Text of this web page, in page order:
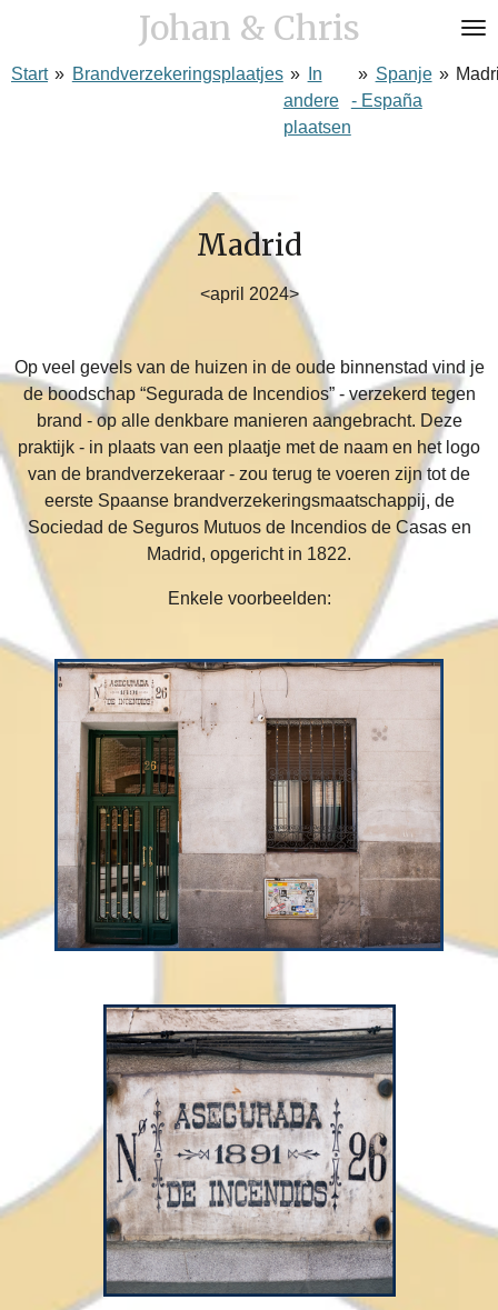
naar
Johan & Chris
Start » Brandverzekeringsplaatjes »
In
andere
plaatsen
» Spanje
- España
»
Madrid
<april 2024>
Op veel gevels van de huizen in de oude binnenstad vind je
de boodschap “Segurada de Incendios” - verzekerd tegen
brand - op alle denkbare manieren aangebracht. Deze
praktijk - in plaats van een plaatje met de naam en het logo
van de brandverzekeraar - zou terug te voeren zijn tot de
eerste Spaanse brandverzekeringsmaatschappij, de
Sociedad de Seguros Mutuos de Incendios de Casas en
Madrid, opgericht in 1822.
Enkele voorbeelden: